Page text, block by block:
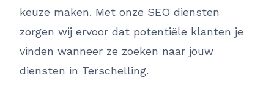
keuze maken. Met onze SEO diensten
zorgen wij ervoor dat potentiële klanten je
vinden wanneer ze zoeken naar jouw
diensten in Terschelling.